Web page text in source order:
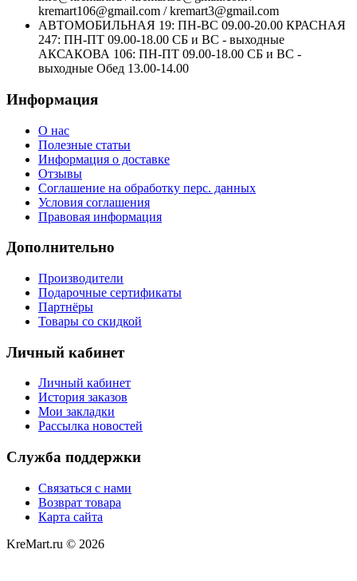
kremart106@gmail.com / kremart3@gmail.com
АВТОМОБИЛЬНАЯ 19: ПН-ВС 09.00-20.00 КРАСНАЯ
247: ПН-ПТ 09.00-18.00 СБ и ВС - выходные
АКСАКОВА 106: ПН-ПТ 09.00-18.00 СБ и ВС -
выходные Обед 13.00-14.00
Информация
О нас
Полезные статьи
Информация о доставке
Отзывы
Соглашение на обработку перс. данных
Условия соглашения
Правовая информация
Дополнительно
Производители
Подарочные сертификаты
Партнёры
Товары со скидкой
Личный кабинет
Личный кабинет
История заказов
Мои закладки
Рассылка новостей
Служба поддержки
Связаться с нами
Возврат товара
Карта сайта
KreMart.ru © 2026